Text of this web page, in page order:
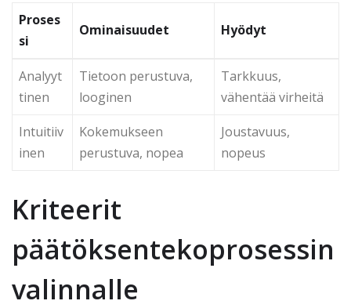
Proses
si
Ominaisuudet Hyödyt
Analyyt
tinen
Tietoon perustuva,
looginen
Tarkkuus,
vähentää virheitä
Intuitiiv
inen
Kokemukseen
perustuva, nopea
Joustavuus,
nopeus
Kriteerit
päätöksentekoprosessin
valinnalle